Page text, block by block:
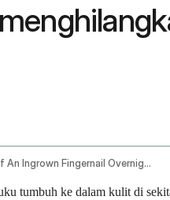
How To Get Rid Of An Ingrown Fingernail Overnight
tumbuh ke dalam kulit di